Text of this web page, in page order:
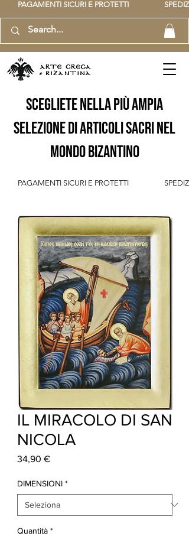
PAGAMENTI SICURI E PROTETTI
scegliete nella più ampia
selezione di articoli sacri nel
mondo bizantino
PAGAMENTI SICURI E PROTETTI
IL MIRACOLO DI SAN
NICOLA
34,90 €Prezzo
DIMENSIONI *
Quantità *